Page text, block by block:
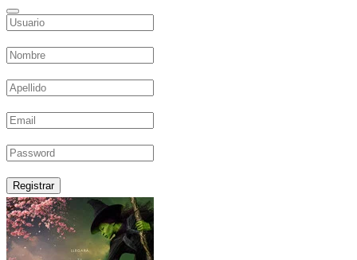
Registrar